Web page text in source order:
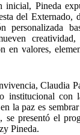
inicial, Pineda
del Externado,
personalizada
en valores,
Claudia
institucional con
la paz es
se presentó el
Pineda.